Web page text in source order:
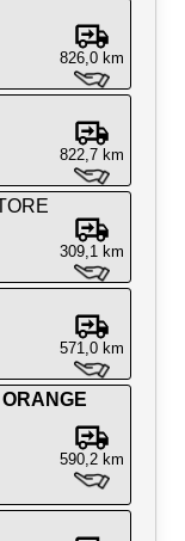
826,0 km
822,7 km
309,1 km
571,0 km
590,2 km